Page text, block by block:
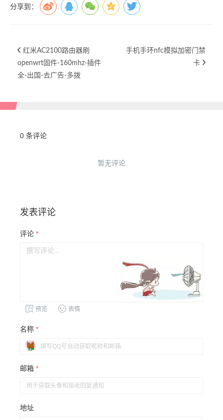
分享到：
红米AC2100路由器刷
openwrt固件-160mhz-插件
全-出国-去广告-多拨
手机手环nfc模拟加密门禁
卡